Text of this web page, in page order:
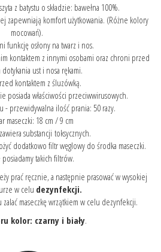
z batystu o składzie: bawełna 100%.
zapewniają komfort użytkowania. (Różne kolory
mocowań).
funkcję osłony na twarz i nos.
kontaktem z innymi osobami oraz chroni przed
ust i nosa rękami.
kontaktem z śluzówką.
posiada właściwości przeciwwirusowych.
- przewidywalna ilość prania: 50 razy.
maseczki: 18 cm / 9 cm
substancji toksycznych.
dodatkowo filtr węglowy do środka maseczki.
takich filtrów.
prać ręcznie, a następnie prasować w wysokiej
w celu dezynfekcji.
maseczkę wrzątkiem w celu dezynfekcji.
kolor: czarny i biały.